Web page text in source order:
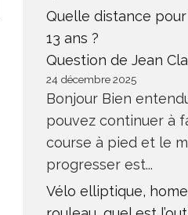
Quelle distance
13 ans ?
Question de Jean
24 décembre 2025
Bonjour Bien
pouvez continuer à
course à pied et le
progresser est...
Vélo elliptique,